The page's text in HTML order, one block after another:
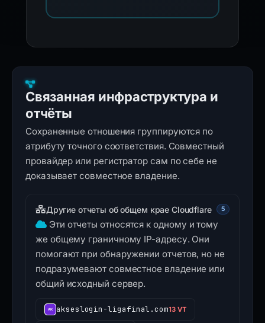
Связанная инфраструктура и
отчёты
Сохраненные отношения группируются по
атрибуту точного соответствия. Совместный
провайдер или регистратор сам по себе не
доказывает совместное владение.
Другие отчеты об общем крае Cloudflare 5
Эти отчеты относятся к одному и тому
же общему граничному IP-адресу. Они
помогают при обнаружении отчетов, но не
подразумевают совместное владение или
общий исходный сервер.
akseslogin-ligafinal.com13 VT